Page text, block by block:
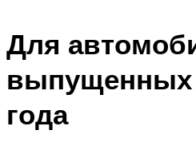
Для
выпущенных
года